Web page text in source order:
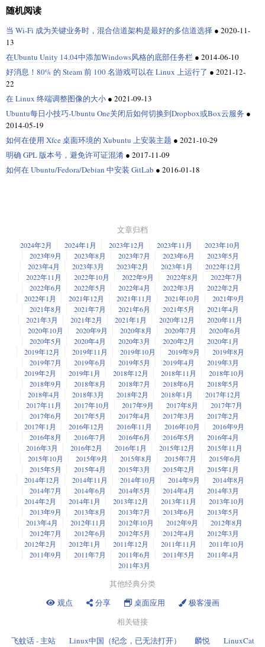
随机阅读
当 Wi-Fi 成为关键业务时，混合信道架构是最好的多信道选择 ● 2020-11-
13
在Ubuntu Unity 14.04中添加Windows风格的底部任务栏 ● 2014-06-10
好消息！80% 的 Steam 前 100 名游戏可以在 Linux 上运行了 ● 2021-12-
22
在 Linux 终端调整图像的大小 ● 2021-09-13
Ubuntu每日小技巧-Ubuntu One关闭后如何切换到Dropbox或Box云服务 ●
2014-05-19
如何在使用 Xfce 桌面环境的 Xubuntu 上安装主题 ● 2021-10-29
明确 GPL 版本号，避免许可证混淆 ● 2017-11-09
如何在 Ubuntu/Fedora/Debian 中安装 GitLab ● 2016-01-18
文章归档
2024年2月 2024年1月 2023年12月 2023年11月
2023年10月
2023年9月
2023年8月 2023年7月 2023年6月
2023年5月
2023年4月
2023年3月 2023年2月 2023年1月
2022年12月
2022年11月
2022年10月 2022年9月 2022年8月
2022年7月
2022年6月
2022年5月 2022年4月 2022年3月
2022年2月
2022年1月
2021年12月 2021年11月 2021年10月
2021年9月
2021年8月
2021年7月 2021年6月 2021年5月
2021年4月
2021年3月
2021年2月 2021年1月 2020年12月
2020年11月
2020年10月
2020年9月 2020年8月 2020年7月
2020年6月
2020年5月
2020年4月 2020年3月 2020年2月
2020年1月
2019年12月
2019年11月 2019年10月 2019年9月
2019年8月
2019年7月
2019年6月 2019年5月 2019年4月
2019年3月
2019年2月
2019年1月 2018年12月 2018年11月
2018年10月
2018年9月
2018年8月 2018年7月 2018年6月
2018年5月
2018年4月
2018年3月 2018年2月 2018年1月
2017年12月
2017年11月
2017年10月 2017年9月 2017年8月
2017年7月
2017年6月
2017年5月 2017年4月 2017年3月
2017年2月
2017年1月
2016年12月 2016年11月 2016年10月
2016年9月
2016年8月
2016年7月 2016年6月 2016年5月
2016年4月
2016年3月
2016年2月 2016年1月 2015年12月
2015年11月
2015年10月
2015年9月 2015年8月 2015年7月
2015年6月
2015年5月
2015年4月 2015年3月 2015年2月
2015年1月
2014年12月
2014年11月 2014年10月 2014年9月
2014年8月
2014年7月
2014年6月 2014年5月 2014年4月
2014年3月
2014年2月
2014年1月 2013年12月 2013年11月
2013年10月
2013年9月
2013年8月 2013年7月 2013年6月
2013年5月
2013年4月
2012年11月 2012年10月 2012年9月
2012年8月
2012年7月
2012年6月 2012年5月 2012年4月
2012年3月
2012年2月
2012年1月 2011年12月 2011年11月
2011年10月
2011年9月
2011年7月 2011年6月 2011年5月
2011年4月
2011年3月
其他经典分类
观点
分享 桌面应用
极客漫画
相关链接
飞蚊话 - 主站
Linux中国（纪念，已无法打开） 麟悦
LinuxCat